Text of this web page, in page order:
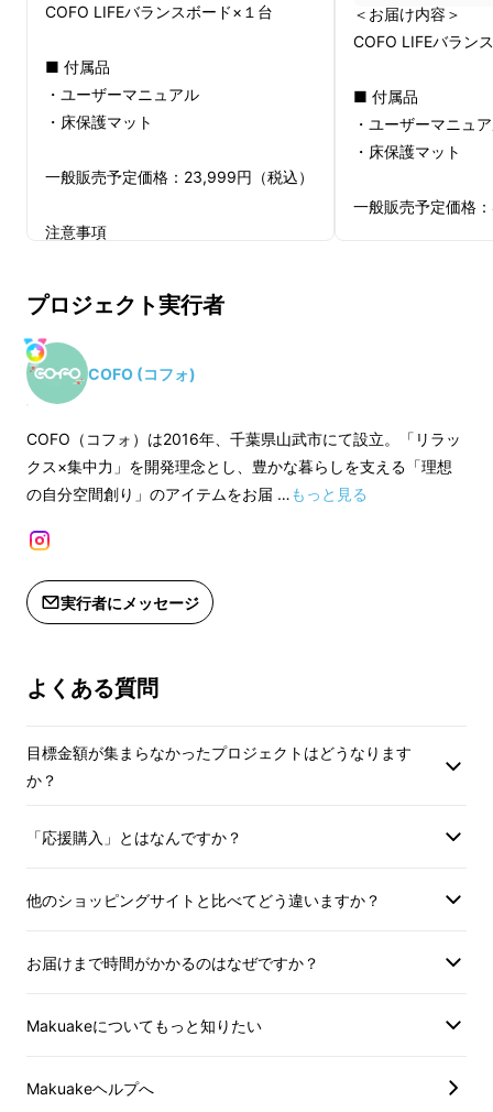
頑張らないゆるトレ！
「ながら」トレーニングで無意識に体
ケア製品に携わるプロダクトデザイナーを筆頭
に、「最高水準の品質をリーズナブルな価格
「自分空間づくり」のアイテムをお届けしてい
ます。
これまでに「COFO Neck Pro」「COFO
し、おかげさまで皆様からたくさんのご支持を
COFOは長年、長時間デスクワークの様々な課
分空間」が充実するアイテムを作り続け、少し
COFO LIFEバランスボード×１台
■ 付属品
・ユーザーマニュアル
・床保護マット
一般販売予定価格：23,999円（税込）
注意事項
性もございます。ご了承ください。
※ご注文状況・使用部材の供給状況・
製造工程上の都合等により、出荷時期
が遅れる場合があります。
上した場合、正規販売価格が販売予定
価格より下がる可能性もございます。
※適格請求書発行事業者登録番号：あ
り
載のあるインボイスが必要な場合は、
Makuakeメッセージにて実行者に直接
インボイス（適格請求書）：対応可
＜お届け内容＞
COFO LIFEバラン
■ 付属品
・ユーザーマニュ
・床保護マット
一般販売予定価格
が遅れる場合があ
※皆様の応援購入
上した場合、正規
プロジェクト実行者
COFO (コフォ)
COFO（コフォ）は2016年、千葉県山武市にて設立。「リラッ
クス×集中力」を開発理念とし、豊かな暮らしを支える「理想
の自分空間創り」のアイテムをお届 …もっと見る
実行者にメッセージ
よくある質問
目標金額が集まらなかったプロジェクトはどうなります
か？
「応援購入」とはなんですか？
他のショッピングサイトと比べてどう違いますか？
お届けまで時間がかかるのはなぜですか？
Makuakeについてもっと知りたい
Makuakeヘルプへ